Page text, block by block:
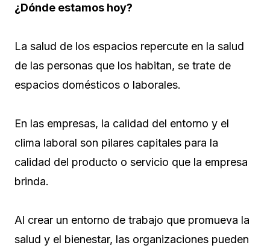
¿Dónde estamos hoy?
La salud de los espacios repercute en la salud
de las personas que los habitan, se trate de
espacios domésticos o laborales.
En las empresas, la calidad del entorno y el
clima laboral son pilares capitales para la
calidad del producto o servicio que la empresa
brinda.
Al crear un entorno de trabajo que promueva la
salud y el bienestar, las organizaciones pueden